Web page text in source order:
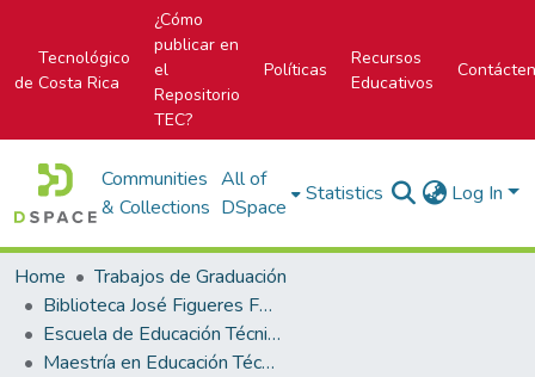
Tecnológico
de Costa Rica
¿Cómo
publicar en
el
Repositorio
TEC?
Políticas
Recursos
Educativos
Communities
& Collections
All of
DSpace
Statistics Log In
Home
Trabajos de Graduación
Biblioteca José Figueres Ferrer
Escuela de Educación Técnica
Maestría en Educación Técnica